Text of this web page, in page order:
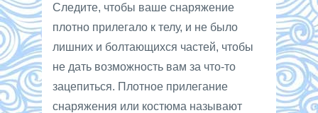
Следите, чтобы ваше снаряжение
плотно прилегало к телу, и не было
лишних и болтающихся частей, чтобы
не дать возможность вам за что-то
зацепиться. Плотное прилегание
снаряжения или костюма называют